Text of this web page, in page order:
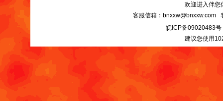
欢迎进入伴您
客服信箱：bnxxw@bnxxw.com
皖ICP备09020483号
建议您使用